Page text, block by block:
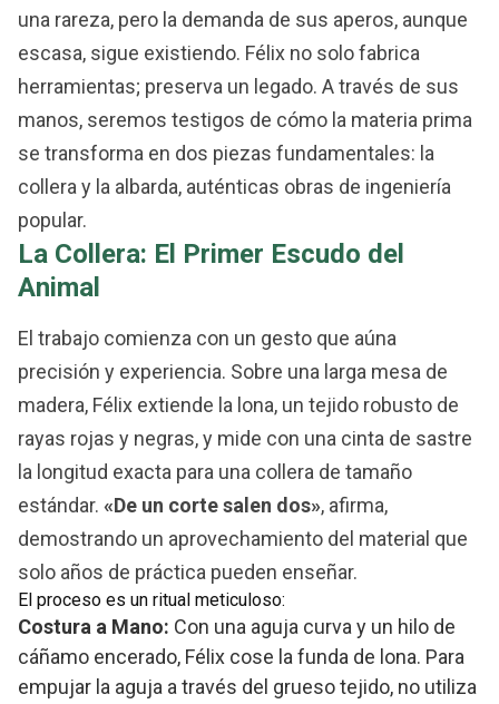
una rareza, pero la demanda de sus aperos, aunque
escasa, sigue existiendo. Félix no solo fabrica
herramientas; preserva un legado. A través de sus
manos, seremos testigos de cómo la materia prima
se transforma en dos piezas fundamentales: la
collera y la albarda, auténticas obras de ingeniería
popular.
La Collera: El Primer Escudo del
Animal
El trabajo comienza con un gesto que aúna
precisión y experiencia. Sobre una larga mesa de
madera, Félix extiende la lona, un tejido robusto de
rayas rojas y negras, y mide con una cinta de sastre
la longitud exacta para una collera de tamaño
estándar. «De un corte salen dos», afirma,
demostrando un aprovechamiento del material que
solo años de práctica pueden enseñar.
El proceso es un ritual meticuloso:
Costura a Mano: Con una aguja curva y un hilo de
cáñamo encerado, Félix cose la funda de lona. Para
empujar la aguja a través del grueso tejido, no utiliza